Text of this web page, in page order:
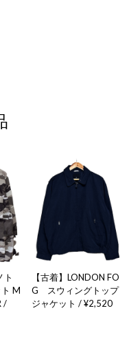
ト
M
/
【古着】LONDON FO
G スウィングトップ
ジャケット / ¥2,520